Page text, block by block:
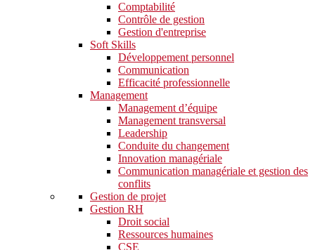
Comptabilité
Contrôle de gestion
Gestion d'entreprise
Soft Skills​
Développement personnel
Communication
Efficacité professionnelle
Management
Management d’équipe
Management transversal
Leadership
Conduite du changement
Innovation managériale
Communication managériale et gestion des
conflits
Gestion de projet
Gestion RH
Droit social
Ressources humaines
CSE